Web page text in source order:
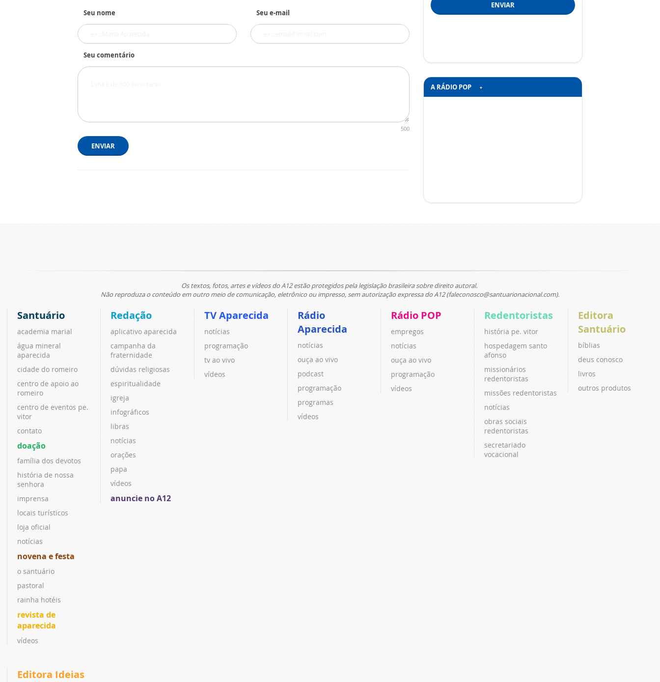
Seu nome Seu e-mail
Seu comentário
500
ENVIAR
ENVIAR
A RÁDIO POP
Os textos, fotos, artes e vídeos do A12 estão protegidos pela legislação brasileira sobre direito autoral.
Não reproduza o conteúdo em outro meio de comunicação, eletrônico ou impresso, sem autorização expressa do A12 (faleconosco@santuarionacional.com).
Santuário
academia marial
água mineral
aparecida
cidade do romeiro
centro de apoio ao
romeiro
centro de eventos pe.
vitor
contato
doação
família dos devotos
história de nossa
senhora
imprensa
locais turísticos
loja oficial
notícias
novena e festa
o santuário
pastoral
rainha hotéis
revista de
aparecida
vídeos
Redação
aplicativo aparecida
campanha da
fraternidade
dúvidas religiosas
espiritualidade
igreja
infográficos
libras
notícias
orações
papa
vídeos
anuncie no A12
TV Aparecida
notícias
programação
tv ao vivo
vídeos
Rádio
Aparecida
notícias
ouça ao vivo
podcast
programação
programas
vídeos
Rádio POP
empregos
notícias
ouça ao vivo
programação
vídeos
Redentoristas
história pe. vitor
hospedagem santo
afonso
missionários
redentoristas
missões redentoristas
notícias
obras sociais
redentoristas
secretariado
vocacional
Editora
Santuário
bíblias
deus conosco
livros
outros produtos
Editora Ideias